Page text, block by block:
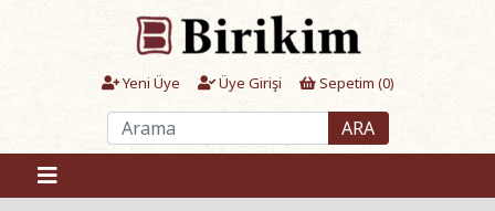
Yeni Üye Üye Girişi Sepetim (0)
ARA